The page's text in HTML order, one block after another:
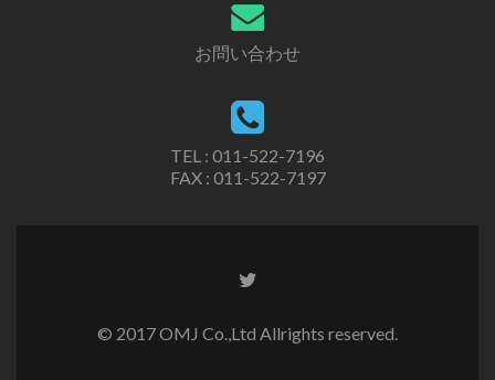
お問い合わせ
TEL : 011-522-7196
FAX : 011-522-7197
Twitter
ク
© 2017 OMJ Co.,Ltd Allrights reserved.